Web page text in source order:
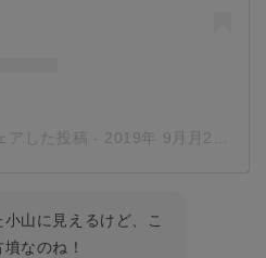
アした投稿 - 2019年 9月月29日午前12時53分PDT
山に見えるけど、こ
なのね！